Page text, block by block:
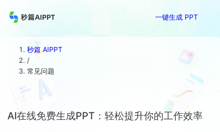
一键生成 PPT
秒篇 AIPPT
/
常见问题
AI在线免费生成PPT：轻松提升你的工作效率